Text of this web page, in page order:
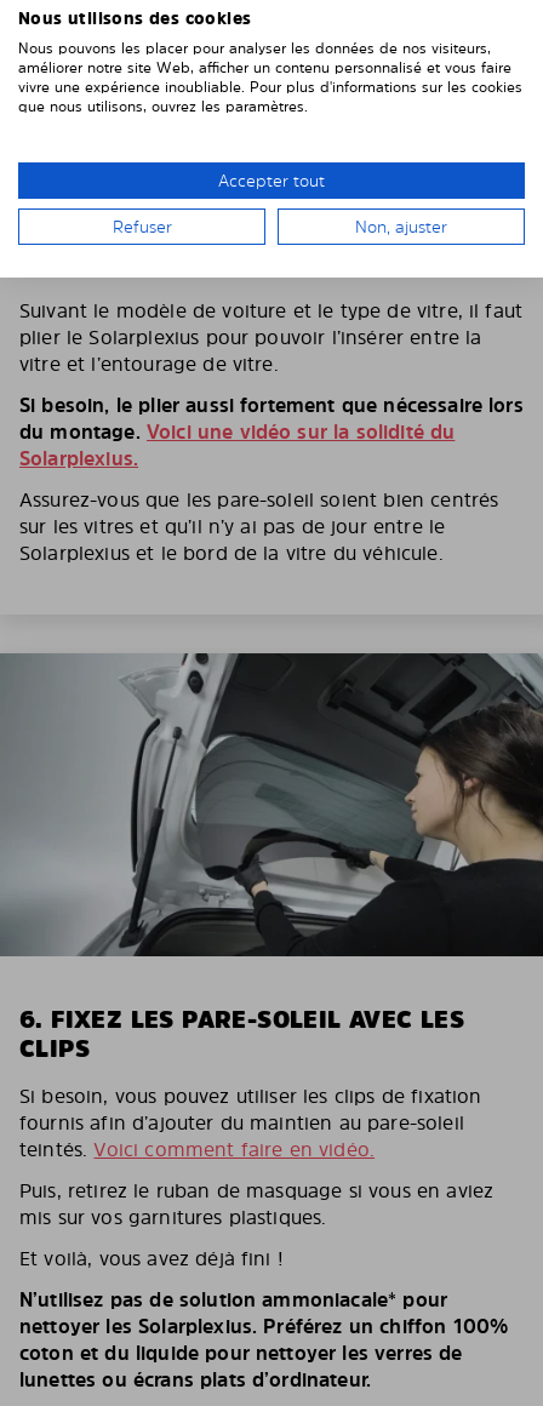
Suivant le modèle de voiture et le type de vitre, il faut
plier le Solarplexius pour pouvoir l’insérer entre la
vitre et l’entourage de vitre.
Si besoin, le plier aussi fortement que nécessaire lors
du montage. Voici une vidéo sur la solidité du
Solarplexius.
Assurez-vous que les pare-soleil soient bien centrés
sur les vitres et qu’il n’y ai pas de jour entre le
Solarplexius et le bord de la vitre du véhicule.
6. FIXEZ LES PARE-SOLEIL AVEC LES
CLIPS
Si besoin, vous pouvez utiliser les clips de fixation
fournis afin d’ajouter du maintien au pare-soleil
teintés.Voici comment faire en vidéo.
Puis, retirez le ruban de masquage si vous en aviez
mis sur vos garnitures plastiques.
Et voilà, vous avez déjà fini !
N’utilisez pas de solution ammoniacale* pour
nettoyer les Solarplexius. Préférez un chiffon 100%
coton et du liquide pour nettoyer les verres de
lunettes ou écrans plats d’ordinateur.
Nous utilisons des cookies
Nous pouvons les placer pour analyser les données de nos visiteurs,
améliorer notre site Web, afficher un contenu personnalisé et vous faire
vivre une expérience inoubliable. Pour plus d'informations sur les cookies
que nous utilisons, ouvrez les paramètres.
Accepter tout
Refuser Non, ajuster